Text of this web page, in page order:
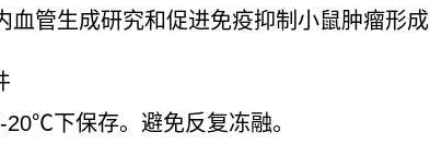
血管生成研究和促进免疫抑制小鼠肿瘤形成
20℃下保存。避免反复冻融。